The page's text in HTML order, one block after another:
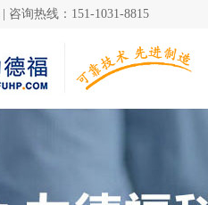
咨询热线：151-1031-8815